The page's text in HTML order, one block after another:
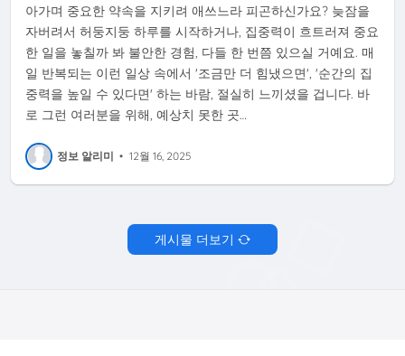
아가며 중요한 약속을 지키려 애쓰느라 피곤하신가요? 늦잠을
자버려서 허둥지둥 하루를 시작하거나, 집중력이 흐트러져 중요
한 일을 놓칠까 봐 불안한 경험, 다들 한 번쯤 있으실 거예요. 매
일 반복되는 이런 일상 속에서 '조금만 더 힘냈으면', '순간의 집
중력을 높일 수 있다면' 하는 바람, 절실히 느끼셨을 겁니다. 바
로 그런 여러분을 위해, 예상치 못한 곳…
정보 알리미 • 12월 16, 2025
게시물 더보기